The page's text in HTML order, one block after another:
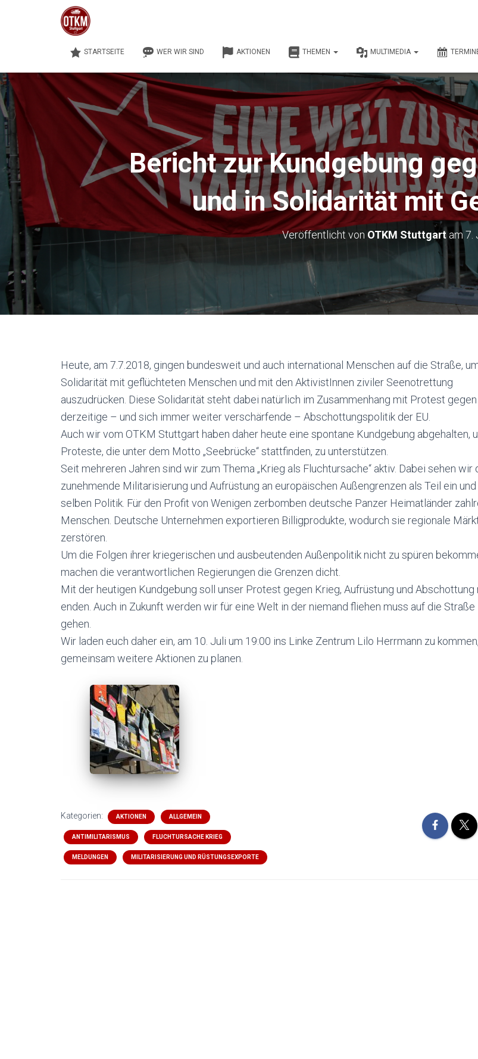
STARTSEITE WER WIR SIND AKTIONEN THEMEN MULTIMEDIA
Bericht zur Kundgebung
und in Solidarität mit
Veröffentlicht von OTKM Stuttgartam7.
Heute, am 7.7.2018, gingen bundesweit und auch international Menschen auf die Straße,
Solidarität mit geflüchteten Menschen und mit den AktivistInnen ziviler Seenotrettung
auszudrücken. Diese Solidarität steht dabei natürlich im Zusammenhang mit Protest
derzeitige – und sich immer weiter verschärfende – Abschottungspolitik der EU.
Auch wir vom OTKM Stuttgart haben daher heute eine spontane Kundgebung abgehalten,
Proteste, die unter dem Motto „Seebrücke“ stattfinden, zu unterstützen.
Seit mehreren Jahren sind wir zum Thema „Krieg als Fluchtursache“ aktiv. Dabei sehen wir
zunehmende Militarisierung und Aufrüstung an europäischen Außengrenzen als Teil ein
selben Politik. Für den Profit von Wenigen zerbomben deutsche Panzer Heimatländer
Menschen. Deutsche Unternehmen exportieren Billigprodukte, wodurch sie regionale
zerstören.
Um die Folgen ihrer kriegerischen und ausbeutenden Außenpolitik nicht zu spüren
machen die verantwortlichen Regierungen die Grenzen dicht.
Mit der heutigen Kundgebung soll unser Protest gegen Krieg, Aufrüstung und Abschottung
enden. Auch in Zukunft werden wir für eine Welt in der niemand fliehen muss auf die Straße
gehen.
Wir laden euch daher ein, am 10. Juli um 19:00 ins Linke Zentrum Lilo Herrmann zu
gemeinsam weitere Aktionen zu planen.
Kategorien: AKTIONEN ALLGEMEIN
ANTIMILITARISMUS FLUCHTURSACHE KRIEG
MELDUNGEN MILITARISIERUNG UND RÜSTUNGSEXPORTE